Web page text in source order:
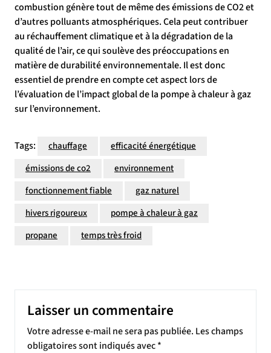
combustion génère tout de même des émissions de CO2 et
d’autres polluants atmosphériques. Cela peut contribuer
au réchauffement climatique et à la dégradation de la
qualité de l’air, ce qui soulève des préoccupations en
matière de durabilité environnementale. Il est donc
essentiel de prendre en compte cet aspect lors de
l’évaluation de l’impact global de la pompe à chaleur à gaz
sur l’environnement.
Tags: chauffage
efficacité énergétique
émissions de co2
environnement
fonctionnement fiable
gaz naturel
hivers rigoureux
pompe à chaleur à gaz
propane
temps très froid
Laisser un commentaire
Votre adresse e-mail ne sera pas publiée. Les champs
obligatoires sont indiqués avec*